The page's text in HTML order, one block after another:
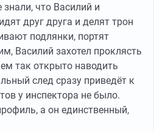
что Василий и
друг друга и делят трон
подлянки, портят
Василий захотел проклясть
так открыто наводить
след сразу приведёт к
у инспектора не было.
а он единственный,